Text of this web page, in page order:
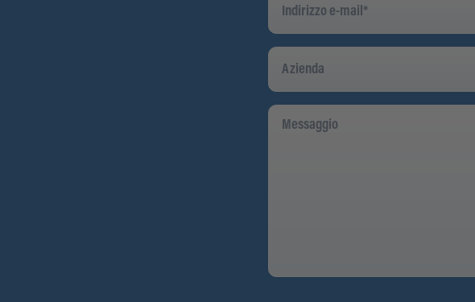
Mail
Azienda
Messaggio